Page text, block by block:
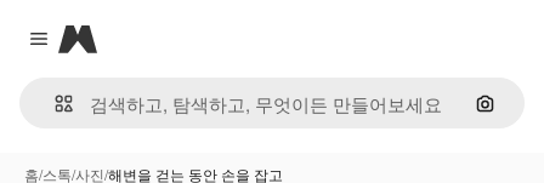
Close menu
Magnific
이미지
홈/스톡/사진/해변을 걷는 동안 손을 잡고